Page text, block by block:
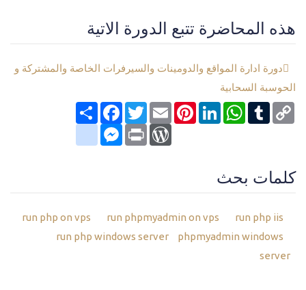
هذه المحاضرة تتبع الدورة الاتية
دورة ادارة المواقع والدومينات والسيرفرات الخاصة والمشتركة و
الحوسبة السحابية
انشر
FacebookTwitterEmail
PinterestLinkedIn
WhatsAppTumblr Copy
Link
google_bookmarksMessenger Print
WordPress
كلمات بحث
run php on vps run phpmyadmin on vps
run php iis
run php windows server
phpmyadmin windows
server